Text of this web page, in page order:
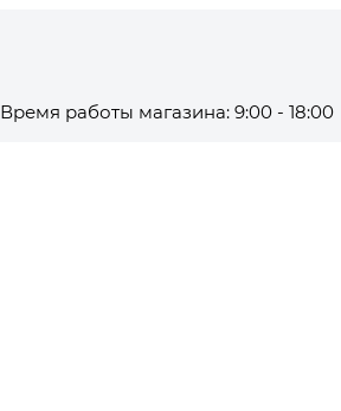
Время работы магазина: 9:00 - 18:00